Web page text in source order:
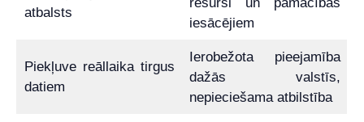
atbalsts
iesācējiem
Piekļuve reāllaika tirgus
datiem
Ierobežota pieejamība
dažās valstīs,
nepieciešama atbilstība